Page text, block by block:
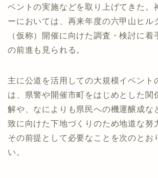
ベントの実施などを取り上げてきた。
ーにおいては、再来年度の六甲山ヒル
（仮称）開催に向けた調査・検討に着
の前進も見られる。
主に公道を活用しての大規模イベント
は、県警や開催市町をはじめとした関
解や、なによりも県民への機運醸成な
致に向けた下地づくりのため地道な努
その前提として必要なことを次のとお
い。